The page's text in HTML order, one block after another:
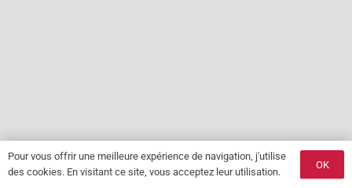
Pour vous offrir une meilleure expérience de navigation, j'utilise
des cookies. En visitant ce site, vous acceptez leur utilisation.
OK